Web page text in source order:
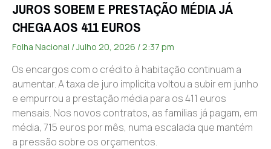
JUROS SOBEM E PRESTAÇÃO MÉDIA JÁ
CHEGA AOS 411 EUROS
Folha Nacional Julho 20, 2026 2:37 pm
Os encargos com o crédito à habitação continuam a
aumentar. A taxa de juro implícita voltou a subir em junho
e empurrou a prestação média para os 411 euros
mensais. Nos novos contratos, as famílias já pagam, em
média, 715 euros por mês, numa escalada que mantém
a pressão sobre os orçamentos.